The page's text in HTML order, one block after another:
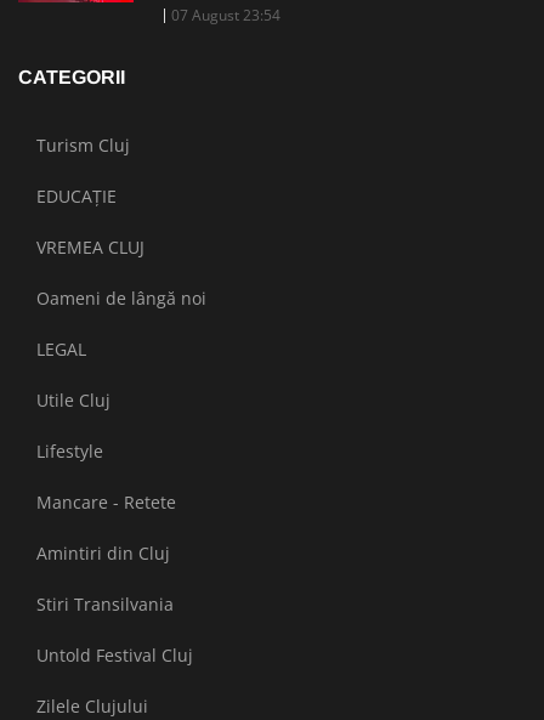
07 August 23:54
CATEGORII
Turism Cluj
EDUCAȚIE
VREMEA CLUJ
Oameni de lângă noi
LEGAL
Utile Cluj
Lifestyle
Mancare - Retete
Amintiri din Cluj
Stiri Transilvania
Untold Festival Cluj
Zilele Clujului